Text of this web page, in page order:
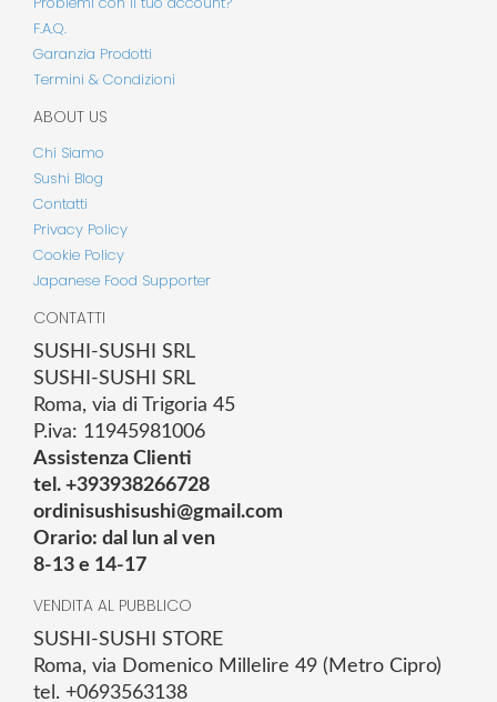
F.A.Q.
Garanzia Prodotti
Termini & Condizioni
ABOUT US
Chi Siamo
Sushi Blog
Contatti
Privacy Policy
Cookie Policy
Japanese Food Supporter
CONTATTI
SUSHI-SUSHI SRL
SUSHI-SUSHI SRL
Roma, via di Trigoria 45
P.iva: 11945981006
Assistenza Clienti
tel. +393938266728
ordinisushisushi@gmail.com
Orario: dal lun al ven
8-13 e 14-17
VENDITA AL PUBBLICO
SUSHI-SUSHI STORE
Roma, via Domenico Millelire 49 (Metro Cipro)
tel. +0693563138